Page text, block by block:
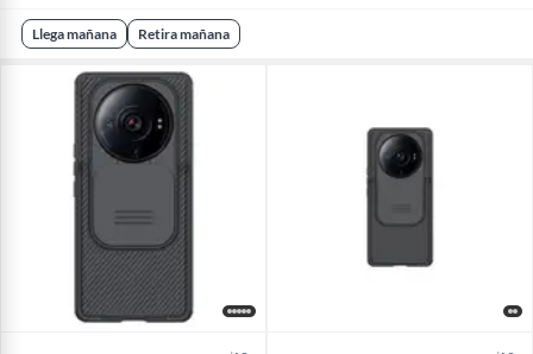
Llega mañana Retira mañana